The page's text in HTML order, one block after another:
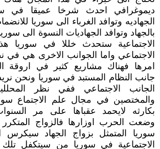
ديموغرافي احدث شرخا عميقا في
الجهاديه وتوافد الغرباء الى سوريا
بالجهاد وتوافد الجهاديات النسوة الى
الاجتماعية ستحدث خللا في سوريا
الاجتماعي واما الجوانب الاخرى هي
امرها فهناك مشاريع كثير في اروقة
جانب النظام المستبد في سوريا ونحن
الجانب الاجتماعي ففي نظر
والمختصين في مجال علم الاجتماع
بكارثه لايحمد عقباها على مر
وضعت الحرب اوزارها فالزواج المتكرر
سوريا المتمثل بزواج الجهاد سيكرس
الاجتماعية في سوريا من سيتكفل تلك